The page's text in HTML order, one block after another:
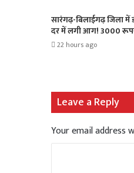
सारंगढ़-बिलाईगढ़ जिला
दर में लगी आग! 3000 रूपये
22 hours ago
Leave a Reply
Your email address